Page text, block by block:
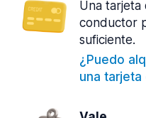
Una tarjeta
conductor
suficiente.
¿Puedo
una